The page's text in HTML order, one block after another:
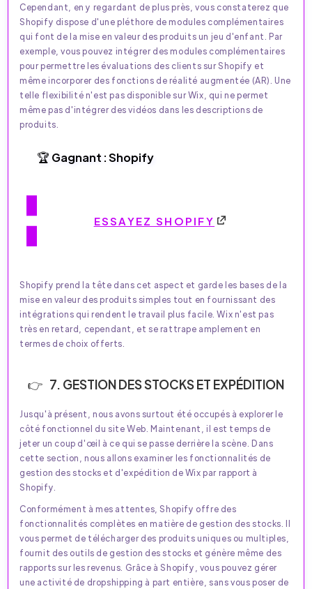
Cependant, en y regardant de plus près, vous constaterez que
Shopify dispose d'une pléthore de modules complémentaires
qui font de la mise en valeur des produits un jeu d'enfant. Par
exemple, vous pouvez intégrer des modules complémentaires
pour permettre les évaluations des clients sur Shopify et
même incorporer des fonctions de réalité augmentée (AR). Une
telle flexibilité n'est pas disponible sur Wix, qui ne permet
même pas d'intégrer des vidéos dans les descriptions de
produits.
🏆 Gagnant : Shopify
ESSAYEZ SHOPIFY
Shopify prend la tête dans cet aspect et garde les bases de la
mise en valeur des produits simples tout en fournissant des
intégrations qui rendent le travail plus facile. Wix n'est pas
très en retard, cependant, et se rattrape amplement en
termes de choix offerts.
7. GESTION DES STOCKS ET EXPÉDITION
Jusqu'à présent, nous avons surtout été occupés à explorer le
côté fonctionnel du site Web. Maintenant, il est temps de
jeter un coup d'œil à ce qui se passe derrière la scène. Dans
cette section, nous allons examiner les fonctionnalités de
gestion des stocks et d'expédition de Wix par rapport à
Shopify.
Conformément à mes attentes, Shopify offre des
fonctionnalités complètes en matière de gestion des stocks. Il
vous permet de télécharger des produits uniques ou multiples,
fournit des outils de gestion des stocks et génère même des
rapports sur les revenus. Grâce à Shopify, vous pouvez gérer
une activité de dropshipping à part entière, sans vous poser de